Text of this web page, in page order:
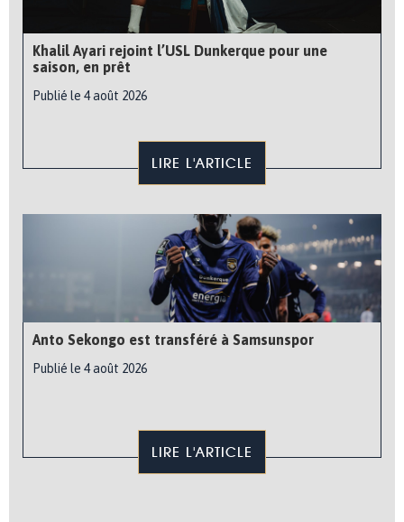
Khalil Ayari rejoint l’USL Dunkerque pour une
saison, en prêt
Publié le 4 août 2026
LIRE L'ARTICLE
Anto Sekongo est transféré à Samsunspor
Publié le 4 août 2026
LIRE L'ARTICLE